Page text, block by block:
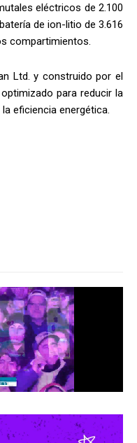
eléctricos de 2.100
de ion-litio de 3.616
compartimientos.
Ltd. y construido por el
para reducir la
eficiencia energética.